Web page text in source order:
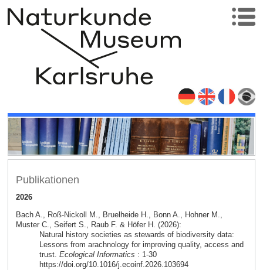
Publikationen
2026
Bach A., Roß-Nickoll M., Bruelheide H., Bonn A., Hohner M.,
Muster C., Seifert S., Raub F. & Höfer H. (2026):
Natural history societies as stewards of biodiversity data:
Lessons from arachnology for improving quality, access and
trust. Ecological Informatics : 1-30
https://doi.org/10.1016/j.ecoinf.2026.103694